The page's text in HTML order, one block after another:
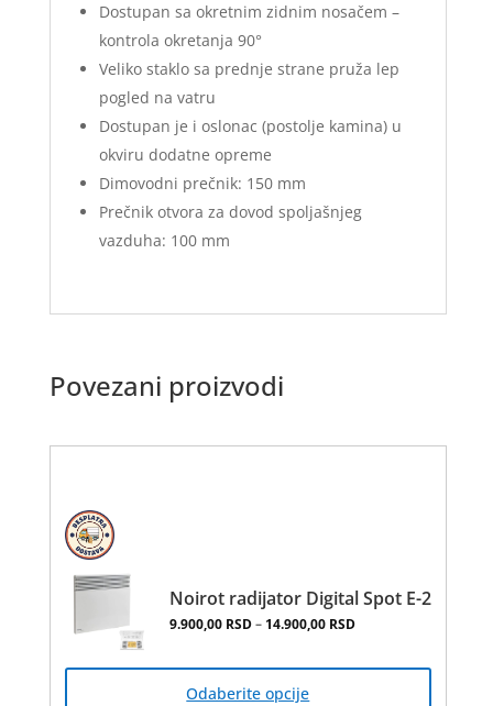
Dostupan sa okretnim zidnim nosačem –
kontrola okretanja 90°
Veliko staklo sa prednje strane pruža lep
pogled na vatru
Dostupan je i oslonac (postolje kamina) u
okviru dodatne opreme
Dimovodni prečnik: 150 mm
Prečnik otvora za dovod spoljašnjeg
vazduha: 100 mm
Povezani proizvodi
Noirot radijator Digital Spot E-2
9.900,00 RSD– 14.900,00 RSDРаспон цена: од
Odaberite opcije
има